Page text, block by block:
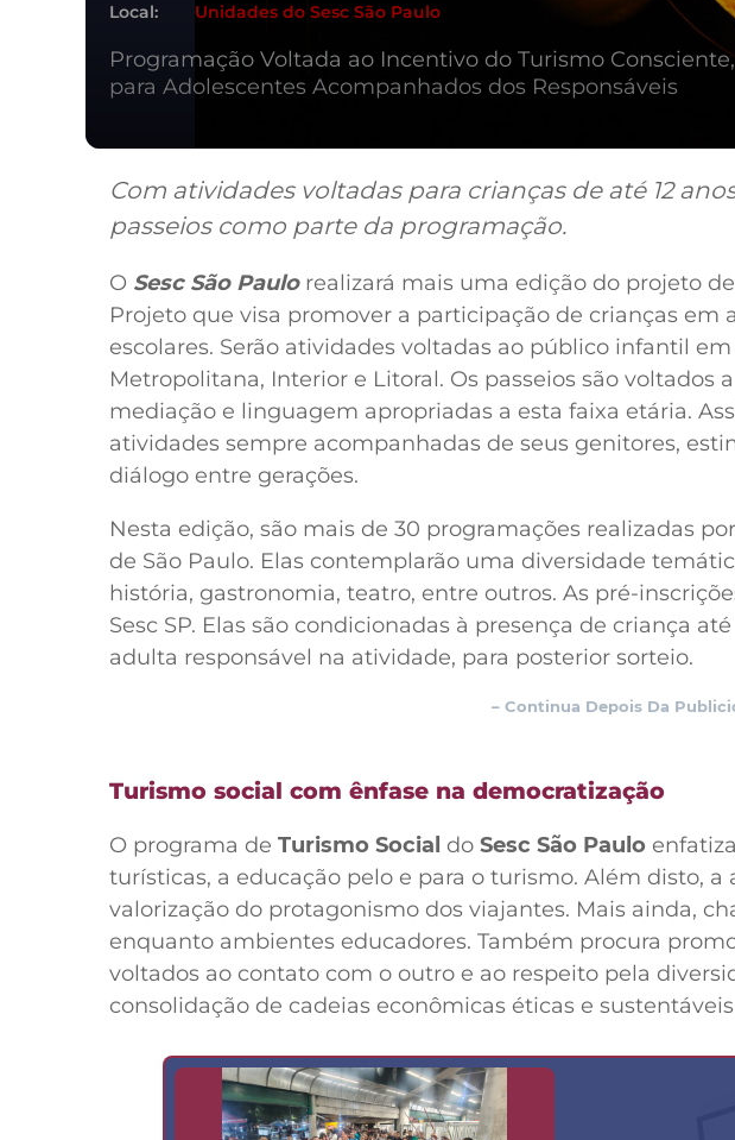
Local: Unidades do Sesc São Paulo
Programação Voltada ao Incentivo do Turismo
para Adolescentes Acompanhados dos Responsáveis
Com atividades voltadas para crianças de até 12
passeios como parte da programação.
O Sesc São Paulorealizará mais uma edição do projeto
Projeto que visa promover a participação de crianças
escolares. Serão atividades voltadas ao público infantil
Metropolitana, Interior e Litoral. Os passeios são voltados
mediação e linguagem apropriadas a esta faixa etária.
atividades sempre acompanhadas de seus genitores,
diálogo entre gerações.
Nesta edição, são mais de 30 programações realizadas
de São Paulo. Elas contemplarão uma diversidade
história, gastronomia, teatro, entre outros. As pré-
Sesc SP. Elas são condicionadas à presença de criança
adulta responsável na atividade, para posterior sorteio.
– Continua Depois Da
Turismo social com ênfase na democratização
O programa de Turismo Social do Sesc São Paulo
turísticas, a educação pelo e para o turismo. Além disto,
valorização do protagonismo dos viajantes. Mais ainda,
enquanto ambientes educadores. Também procura
voltados ao contato com o outro e ao respeito pela
consolidação de cadeias econômicas éticas e